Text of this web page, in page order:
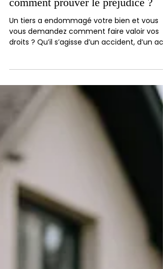
4 min de lecture
comment prouver le préjudice ?
Un tiers a endommagé votre bien et vous
vous demandez comment faire valoir vos
droits ? Qu’il s’agisse d’un accident, d’un